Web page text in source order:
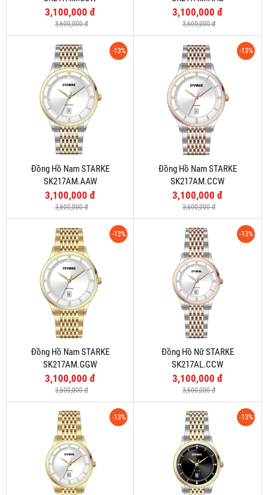
3,100,000 đ
3,600,000 đ
3,100,000 đ
3,600,000 đ
-13%
Đồng Hồ Nam STARKE
SK217AM.AAW
3,100,000 đ
3,600,000 đ
-13%
Đồng Hồ Nam STARKE
SK217AM.CCW
3,100,000 đ
3,600,000 đ
-13%
Đồng Hồ Nam STARKE
SK217AM.GGW
3,100,000 đ
3,600,000 đ
-13%
Đồng Hồ Nữ STARKE
SK217AL.CCW
3,100,000 đ
3,600,000 đ
-13% -13%